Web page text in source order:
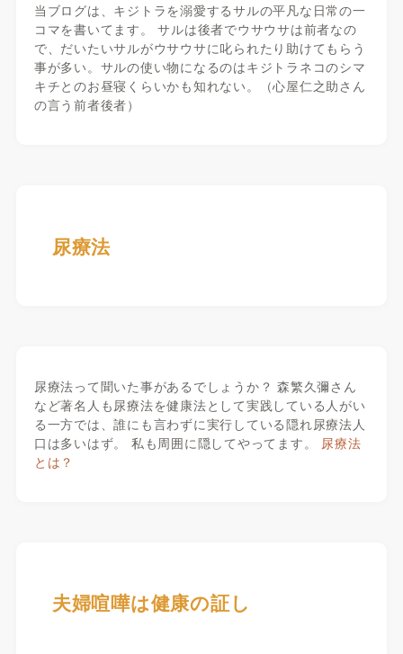
当ブログは、キジトラを溺愛するサルの平凡な日常の一
コマを書いてます。 サルは後者でウサウサは前者なの
で、だいたいサルがウサウサに叱られたり助けてもらう
事が多い。サルの使い物になるのはキジトラネコのシマ
キチとのお昼寝くらいかも知れない。（心屋仁之助さん
の言う前者後者）
尿療法
尿療法って聞いた事があるでしょうか？ 森繁久彌さん
など著名人も尿療法を健康法として実践している人がい
る一方では、誰にも言わずに実行している隠れ尿療法人
口は多いはず。 私も周囲に隠してやってます。 尿療法
とは？
夫婦喧嘩は健康の証し